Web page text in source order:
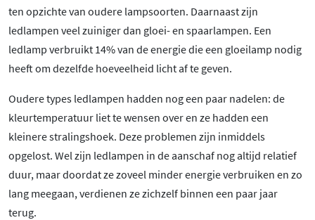
ten opzichte van oudere lampsoorten. Daarnaast zijn
ledlampen veel zuiniger dan gloei- en spaarlampen. Een
ledlamp verbruikt 14% van de energie die een gloeilamp nodig
heeft om dezelfde hoeveelheid licht af te geven.
Oudere types ledlampen hadden nog een paar nadelen: de
kleurtemperatuur liet te wensen over en ze hadden een
kleinere stralingshoek. Deze problemen zijn inmiddels
opgelost. Wel zijn ledlampen in de aanschaf nog altijd relatief
duur, maar doordat ze zoveel minder energie verbruiken en zo
lang meegaan, verdienen ze zichzelf binnen een paar jaar
terug.